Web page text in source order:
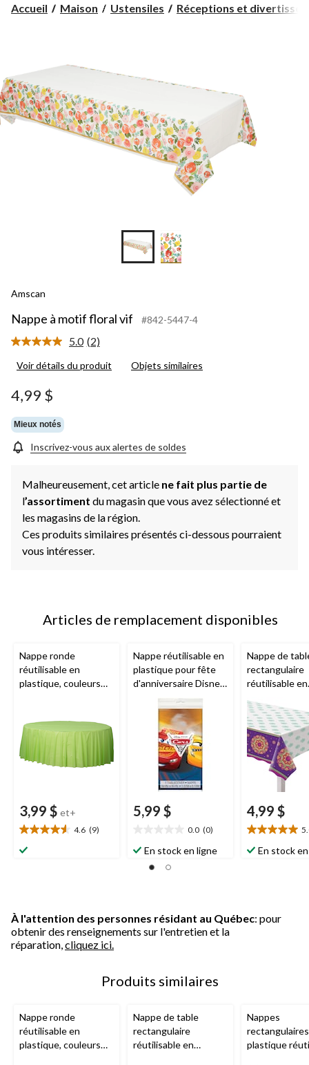
Accueil Maison Ustensiles Réceptions et
Amscan
Nappe à motif floral vif #842-5447-4
5.0 Lire
2
(2)
Voir détails du produit Objets similaires
4,99 $
Mieux notés
Inscrivez-vous aux alertes de soldes
Malheureusement, cet article ne fait plus partie de
l’assortiment du magasin que vous avez sélectionné et
les magasins de la région.
Ces produits similaires présentés ci-dessous pourraient
vous intéresser.
Articles de remplacement disponibles
Nappe ronde
réutilisable en
plastique, couleurs
grâces/réveillon/fête
d'anniversaire
3,99 $ et+
4.6 (9)
4.6
étoile(s)
Nappe réutilisable en
plastique pour fête
d'anniversaire Disney
Les Bagnoles Flash
McQueen,
bleu/rouge/jaune, 54
x 96 po
5,99 $
0.0 (0)
étoile(s)
En stock en ligne
Nappe de
rectangulaire
réutilisable en
Rangoli, 54 x
pour Divali
4,99 $
5.0
étoile(s)
En stock
À l'attention des personnes résidant au Québec: pour
obtenir des renseignements sur l'entretien et la
réparation, cliquez ici.
Produits similaires
Nappe ronde
réutilisable en
plastique, couleurs
Nappe de table
rectangulaire
réutilisable en
Nappes
plastique